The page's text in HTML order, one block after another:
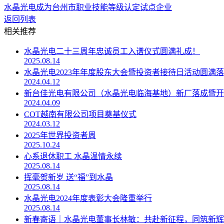
水晶光电成为台州市职业技能等级认定试点企业
返回列表
相关推荐
水晶光电二十三周年忠诚员工入谱仪式圆满礼成！
2025.08.14
水晶光电2023年年度股东大会暨投资者接待日活动圆满
2024.04.12
新台佳光电有限公司（水晶光电临海基地）新厂落成暨
2024.04.09
COT越南有限公司项目奠基仪式
2024.03.12
2025年世界投资者周
2025.10.24
心系退休职工 水晶温情永续
2025.08.14
挥毫贺新岁 送“福”到水晶
2025.08.14
水晶光电2024年度表彰大会隆重举行
2025.08.14
新春寄语｜水晶光电董事长林敏：共赴新征程，同筑新